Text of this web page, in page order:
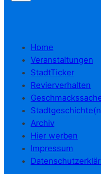
Home
Veranstaltungen
StadtTicker
Revierverhalten
Archiv
Hier werben
Impressum